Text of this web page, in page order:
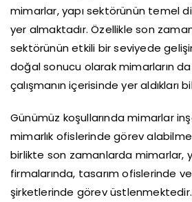
mimarlar, yapı sektörünün temel
yer almaktadır. Özellikle son
sektörünün etkili bir seviyede
doğal sonucu olarak mimarların
çalışmanın içerisinde yer aldıkları
Günümüz koşullarında mimarlar
mimarlık ofislerinde görev
birlikte son zamanlarda mimarlar,
firmalarında, tasarım ofislerinde
şirketlerinde görev üstlenmektedir.